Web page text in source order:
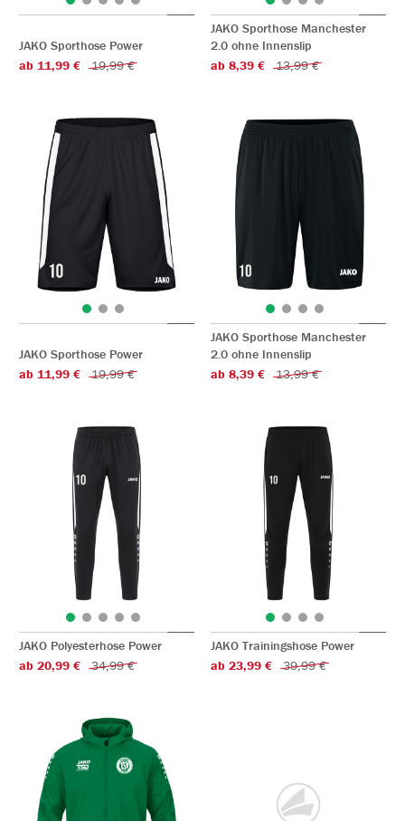
JAKO Sporthose Power
ab 11,99 €
19,99 €
JAKO Sporthose Manchester
2.0 ohne Innenslip
ab 8,39 €
13,99 €
JAKO Sporthose Power
ab 11,99 €
19,99 €
JAKO Sporthose Manchester
2.0 ohne Innenslip
ab 8,39 €
13,99 €
JAKO Polyesterhose Power
ab 20,99 €
34,99 €
JAKO Trainingshose Power
ab 23,99 €
39,99 €